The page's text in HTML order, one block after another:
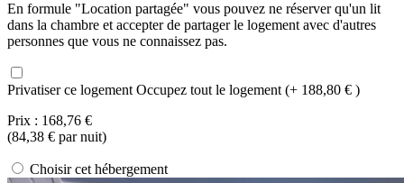
En formule "Location partagée" vous pouvez ne réserver qu'un lit
dans la chambre et accepter de partager le logement avec d'autres
personnes que vous ne connaissez pas.
Privatiser ce logement Occupez tout le logement (+ 188,80 € )
Prix : 168,76 €
(84,38 € par nuit)
Choisir cet hébergement